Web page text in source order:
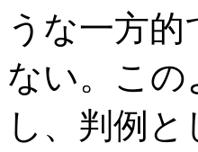
うな一方
ない。こ
し、判例